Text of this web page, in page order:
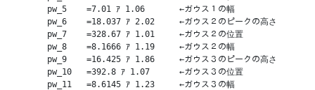
  	pw_6 	=18.037 ｱ 2.02     ←ガウス２のピークの高さ
  	pw_7 	=328.67 ｱ 1.01     ←ガウス２の位置
  	pw_8 	=8.1666 ｱ 1.19     ←ガウス２の幅
  	pw_9 	=16.425 ｱ 1.86     ←ガウス３のピークの高さ
  	pw_10	=392.8 ｱ 1.07      ←ガウス３の位置
  	pw_11	=8.6145 ｱ 1.23
←ガウス３の幅